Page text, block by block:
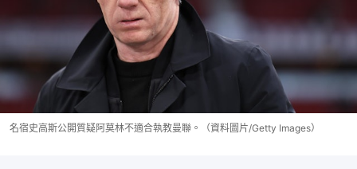
名宿史高斯公開質疑阿莫林不適合執教曼聯。（資料圖片/Getty Images）